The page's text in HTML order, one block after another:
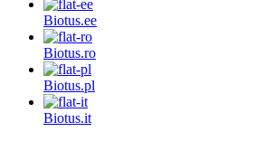
Biotus.ee
Biotus.ro
Biotus.pl
Biotus.it